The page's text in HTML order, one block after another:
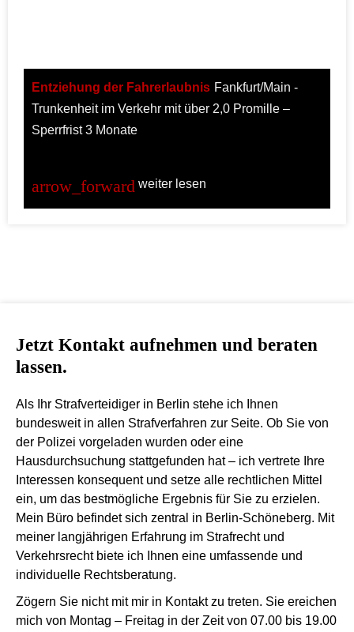
Entziehung der Fahrerlaubnis Fankfurt/Main -
Trunkenheit im Verkehr mit über 2,0 Promille –
Sperrfrist 3 Monate
weiter lesen
Jetzt Kontakt aufnehmen und beraten
lassen.
Als Ihr Strafverteidiger in Berlin stehe ich Ihnen
bundesweit in allen Strafverfahren zur Seite. Ob Sie von
der Polizei vorgeladen wurden oder eine
Hausdurchsuchung stattgefunden hat – ich vertrete Ihre
Interessen konsequent und setze alle rechtlichen Mittel
ein, um das bestmögliche Ergebnis für Sie zu erzielen.
Mein Büro befindet sich zentral in Berlin-Schöneberg. Mit
meiner langjährigen Erfahrung im Strafrecht und
Verkehrsrecht biete ich Ihnen eine umfassende und
individuelle Rechtsberatung.
Zögern Sie nicht mit mir in Kontakt zu treten. Sie ereichen
mich von Montag – Freitag in der Zeit von 07.00 bis 19.00